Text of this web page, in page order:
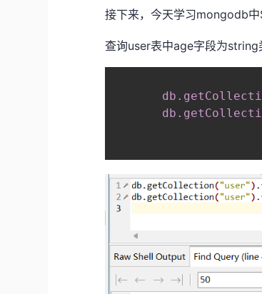
接下来，今天学习mongodb中
查询user表中age字段为string